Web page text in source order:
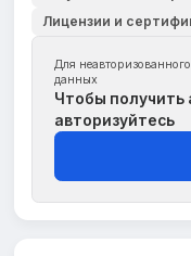
Лицензии и
Для
данных
Чтобы получить
авторизуйтесь